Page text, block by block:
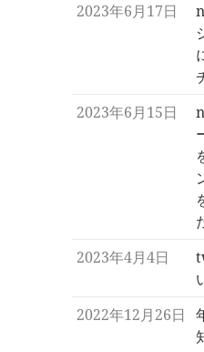
2023年6月17日
2023年6月15日
2023年4月4日
2022年12月26日